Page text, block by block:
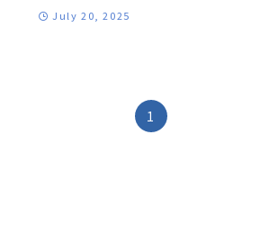
July 20, 2025
1